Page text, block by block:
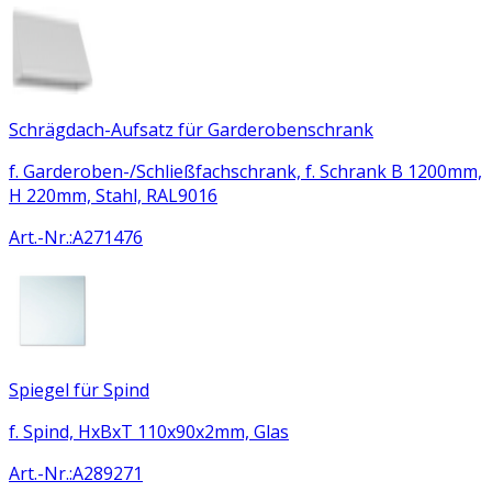
Schrägdach-Aufsatz für Garderobenschrank
f. Garderoben-/Schließfachschrank, f. Schrank B 1200mm,
H 220mm, Stahl, RAL9016
Art.-Nr.:A271476
Spiegel für Spind
f. Spind, HxBxT 110x90x2mm, Glas
Art.-Nr.:A289271